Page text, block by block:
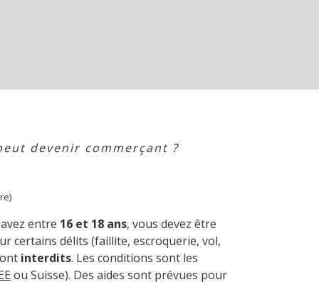
devenir commerçant ?
entre 16 et 18 ans, vous devez être
certains délits (faillite, escroquerie, vol,
interdits. Les conditions sont les
ou Suisse). Des aides sont prévues pour